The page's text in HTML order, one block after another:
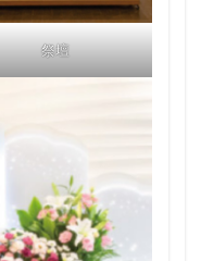
祭壇